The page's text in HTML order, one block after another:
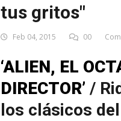
tus gritos"
Feb 04, 2015 00
‘ALIEN, EL
DIRECTOR’ /
los clásicos